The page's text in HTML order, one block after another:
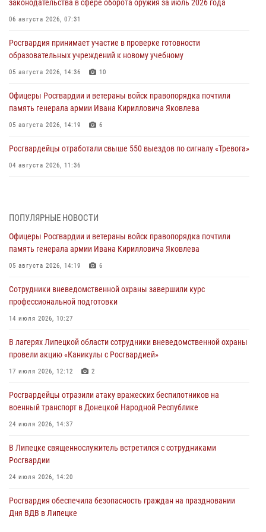
законодательства в сфере оборота оружия за июль 2026 года
06 августа 2026, 07:31
Росгвардия принимает участие в проверке готовности
образовательных учреждений к новому учебному
05 августа 2026, 14:36 10
Офицеры Росгвардии и ветераны войск правопорядка почтили
память генерала армии Ивана Кирилловича Яковлева
05 августа 2026, 14:19 6
Росгвардейцы отработали свыше 550 выездов по сигналу «Тревога»
04 августа 2026, 11:36
04 августа 2026, 09:05
Росгвардия обеспечила безопасность граждан на праздновании
Дня ВДВ в Липецке
03 августа 2026, 13:43
Росгвардейцы обеспечили безопасность граждан в День Лев-
Толстовского района
03 августа 2026, 13:41
Росгвардия противодействует БПЛА ВСУ на южном направлении
(видео)
03 августа 2026, 13:39
ПОПУЛЯРНЫЕ НОВОСТИ
Офицеры Росгвардии и ветераны войск правопорядка почтили
память генерала армии Ивана Кирилловича Яковлева
05 августа 2026, 14:19 6
Сотрудники вневедомственной охраны завершили курс
профессиональной подготовки
14 июля 2026, 10:27
В лагерях Липецкой области сотрудники вневедомственной охраны
провели акцию «Каникулы с Росгвардией»
17 июля 2026, 12:12 2
Росгвардейцы отразили атаку вражеских беспилотников на
военный транспорт в Донецкой Народной Республике
24 июля 2026, 14:37
В Липецке священнослужитель встретился с сотрудниками
Росгвардии
24 июля 2026, 14:20
Росгвардия обеспечила безопасность граждан на праздновании
Дня ВДВ в Липецке